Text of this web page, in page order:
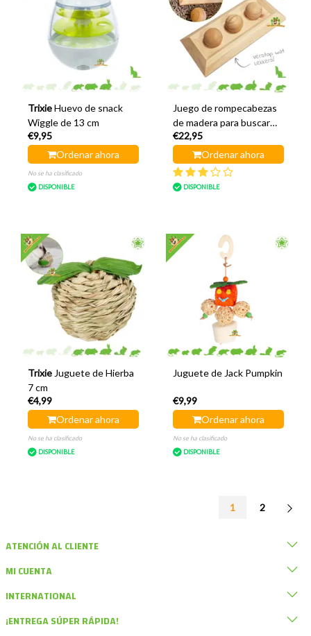
Trixie Huevo de snack
Wiggle de 13 cm
€9,95
Ordenar ahora
No se ha clasificado
DISPONIBLE
Juego de rompecabezas
de madera para buscar
comida, bolas de 28 cm
€22,95
Ordenar ahora
DISPONIBLE
Trixie Juguete de Hierba
7 cm
€4,99
Ordenar ahora
No se ha clasificado
DISPONIBLE
Juguete de Jack Pumpkin
€9,99
Ordenar ahora
No se ha clasificado
DISPONIBLE
1 2
ATENCIÓN AL CLIENTE
MI CUENTA
INTERNATIONAL
¡ENTREGA SÚPER RÁPIDA!